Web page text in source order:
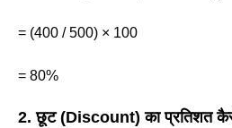
= (400 / 500) × 100
= 80%
2. छूट (Discount) का प्रतिशत